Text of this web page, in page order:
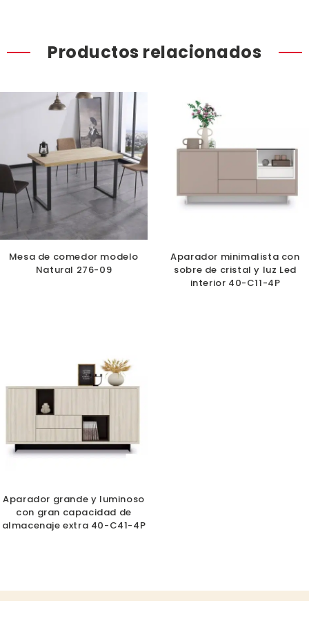
Productos relacionados
Mesa de comedor modelo
Natural 276-09
Aparador minimalista con
sobre de cristal y luz Led
interior 40-C11-4P
Aparador grande y luminoso
con gran capacidad de
almacenaje extra 40-C41-4P